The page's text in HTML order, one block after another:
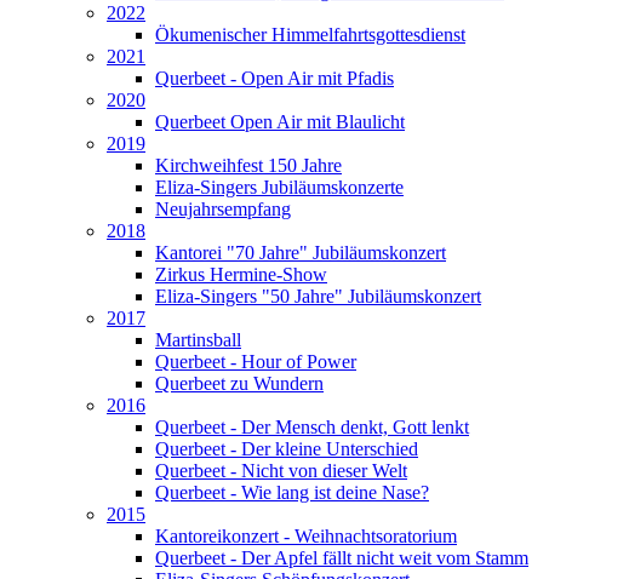
2022
Ökumenischer Himmelfahrtsgottesdienst
2021
Querbeet - Open Air mit Pfadis
2020
Querbeet Open Air mit Blaulicht
2019
Kirchweihfest 150 Jahre
Eliza-Singers Jubiläumskonzerte
Neujahrsempfang
2018
Kantorei "70 Jahre" Jubiläumskonzert
Zirkus Hermine-Show
Eliza-Singers "50 Jahre" Jubiläumskonzert
2017
Martinsball
Querbeet - Hour of Power
Querbeet zu Wundern
2016
Querbeet - Der Mensch denkt, Gott lenkt
Querbeet - Der kleine Unterschied
Querbeet - Nicht von dieser Welt
Querbeet - Wie lang ist deine Nase?
2015
Kantoreikonzert - Weihnachtsoratorium
Querbeet - Der Apfel fällt nicht weit vom Stamm